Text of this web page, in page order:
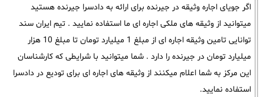
اگر جویای اجاره وثیقه در جیرنده برای ارائه به دادسرا جیرنده هستید
میتوانید از وثیقه های ملکی اجاره ای ما استفاده نمایید . تیم ایران سند
توانایی تامین وثیقه اجاره ای از مبلغ 1 میلیارد تومان تا مبلغ 10 هزار
میلیارد تومان در جیرنده را دارد . شما میتوانید با شرایطی که کارشناسان
این مرکز به شما اعلام میکنند از وثیقه های اجاره ای برای تودیع در دادسرا
استفاده نمایید.